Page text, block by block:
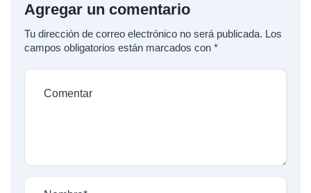
Agregar un comentario
Tu dirección de correo electrónico no será publicada. Los
campos obligatorios están marcados con *